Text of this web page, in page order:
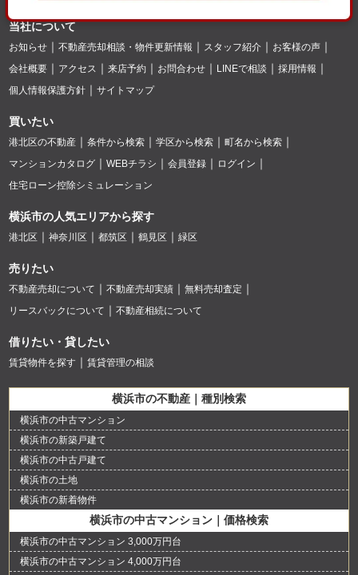
当社について
お知らせ 不動産売却相談・物件更新情報 スタッフ紹介
お客様の声
会社概要
アクセス 来店予約 お問合わせ LINEで相談
採用情報
個人情報保護方針
サイトマップ
買いたい
港北区の不動産 条件から検索 学区から検索
町名から検索
マンションカタログ
WEBチラシ 会員登録
ログイン
住宅ローン控除シミュレーション
横浜市の人気エリアから探す
港北区 神奈川区 都筑区 鶴見区 緑区
売りたい
不動産売却について 不動産売却実績
無料売却査定
リースバックについて
不動産相続について
借りたい・貸したい
賃貸物件を探す 賃貸管理の相談
横浜市の不動産｜種別検索
横浜市の中古マンション
横浜市の新築戸建て
横浜市の中古戸建て
横浜市の土地
横浜市の新着物件
横浜市の中古マンション｜価格検索
横浜市の中古マンション 3,000万円台
横浜市の中古マンション 4,000万円台